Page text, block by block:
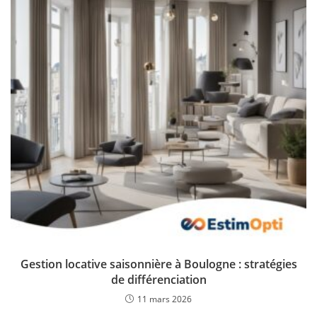
Gestion locative saisonnière à Boulogne : stratégies
de différenciation
11 mars 2026